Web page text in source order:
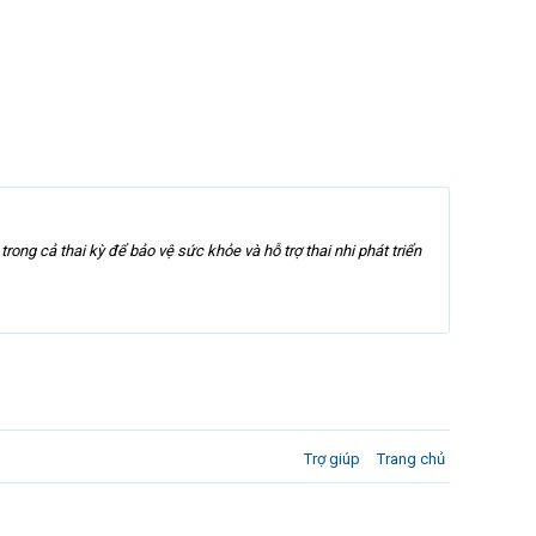
cả thai kỳ để bảo vệ sức khỏe và hỗ trợ thai nhi phát triển
Trợ giúp Trang chủ